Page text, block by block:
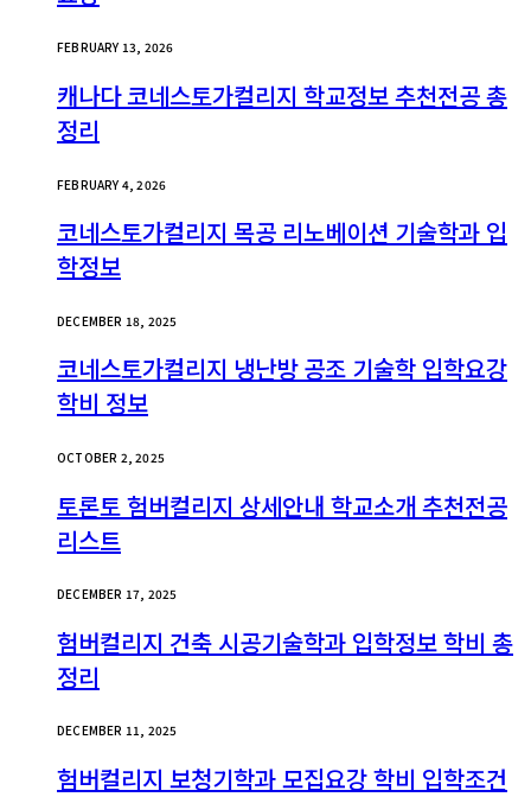
FEBRUARY 13, 2026
캐나다 코네스토가컬리지 학교정보 추천전공 총
정리
FEBRUARY 4, 2026
코네스토가컬리지 목공 리노베이션 기술학과 입
학정보
DECEMBER 18, 2025
코네스토가컬리지 냉난방 공조 기술학 입학요강
학비 정보
OCTOBER 2, 2025
토론토 험버컬리지 상세안내 학교소개 추천전공
리스트
DECEMBER 17, 2025
험버컬리지 건축 시공기술학과 입학정보 학비 총
정리
DECEMBER 11, 2025
험버컬리지 보청기학과 모집요강 학비 입학조건